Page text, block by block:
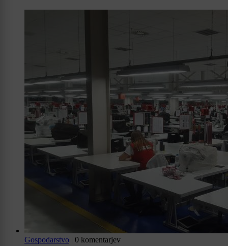
Gospodarstvo | 0 komentarjev